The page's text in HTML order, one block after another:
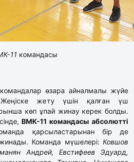
11 командасы
өзара айналмалы жүйе
Жеңіске жету үшін қалған үш
көп ұпай жинау керек болды.
ВМК-11 командасы абсолютті
қарсыластарынан бір де
Команда мүшелері: Ковшов
Андрей, Евстифеев Эдуард,